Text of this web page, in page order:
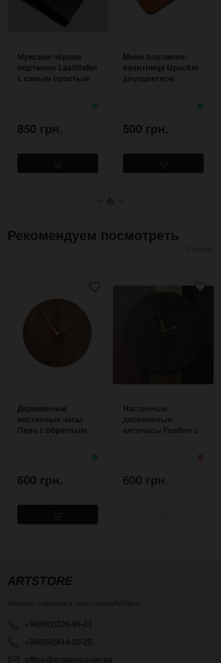
Мужское чёрное
портмоне LastWallet
с самым простым
850 грн.
Мини портмоне-
визитница Upocket
двухцветное
500 грн.
← →
Рекомендуем посмотреть
Деревянные
настенные часы
Перо с обратным
600 грн.
Настенные
деревянные
античасы Feather с
600 грн.
ARTSTORE